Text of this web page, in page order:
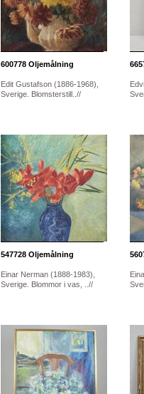
600778 Oljemålning
Edit Gustafson (1886-1968),
Sverige. Blomsterstill..//
547728 Oljemålning
Einar Nerman (1888-1983),
Sverige. Blommor i vas, ..//